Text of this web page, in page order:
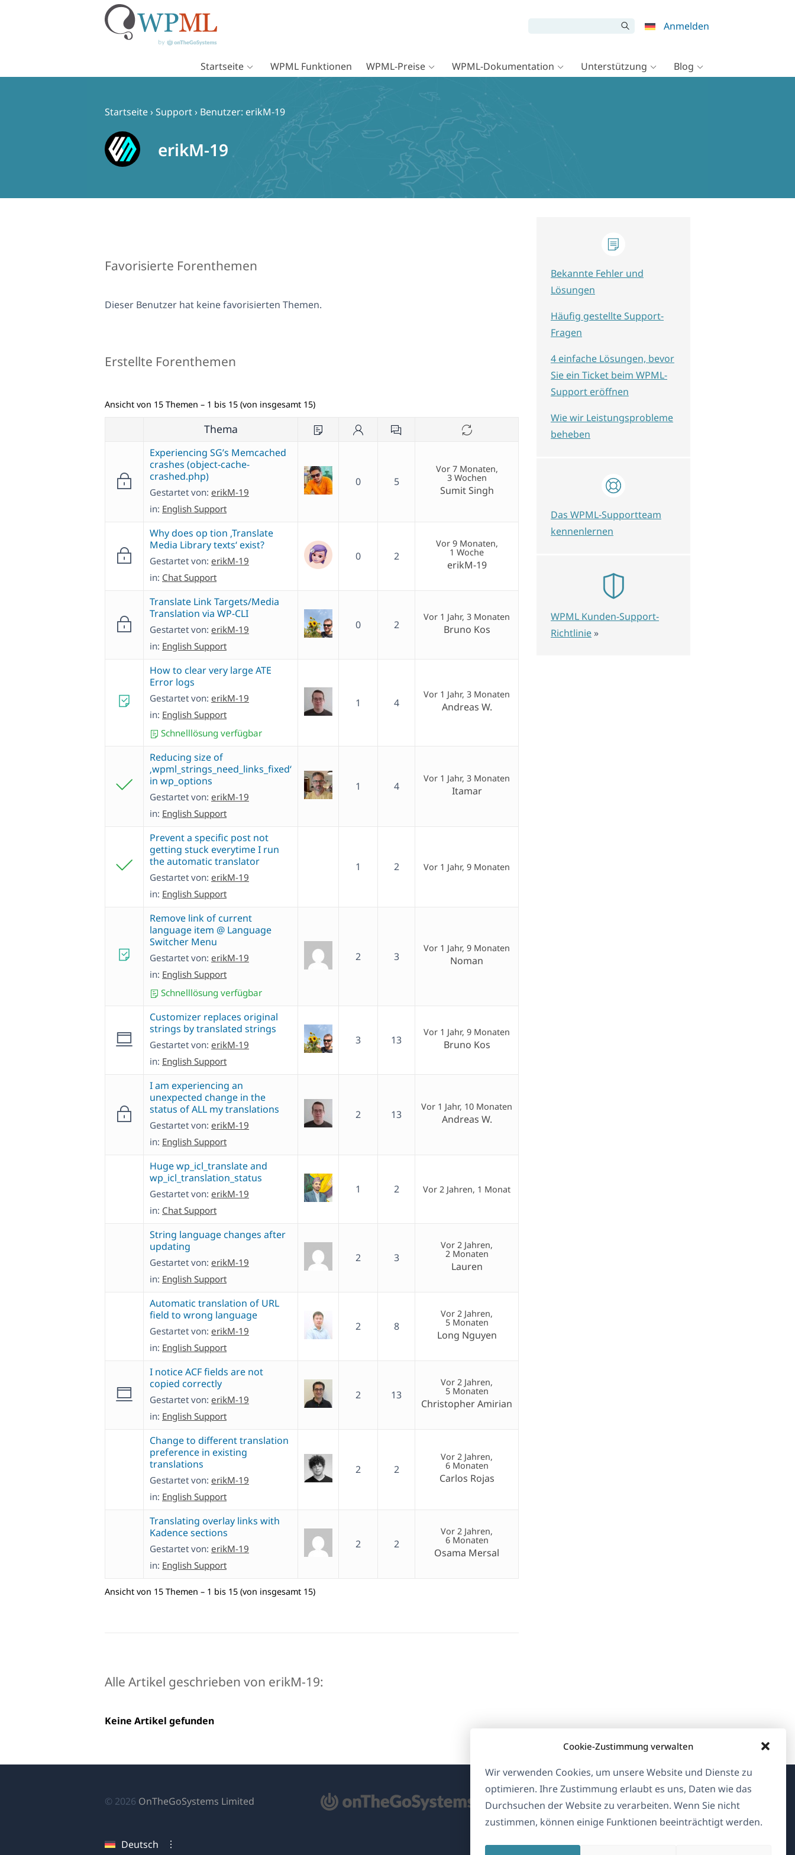
Cookie-Zustimmung verwalten
Wir verwenden Cookies, um unsere Website und Dienste zu
optimieren. Ihre Zustimmung erlaubt es uns, Daten wie das
Durchsuchen der Website zu verarbeiten. Wenn Sie nicht
zustimmen, können einige Funktionen beeinträchtigt werden.
Anmelden
Startseite WPML Funktionen WPML-Preise WPML-Dokumentation Unterstützung Blog
Startseite›Support› Benutzer: erikM-19
erikM-19
Favorisierte Forenthemen
Dieser Benutzer hat keine favorisierten Themen.
Erstellte Forenthemen
Ansicht von 15 Themen – 1 bis 15 (von insgesamt 15)
Thema
Experiencing SG’s Memcached
crashes (object-cache-
crashed.php)
Gestartet von: erikM-19
in: English Support
0 5
Vor 7 Monaten,
3 Wochen
Sumit Singh
Why does op tion ‚Translate
Media Library texts‘ exist?
Gestartet von: erikM-19
in: Chat Support
0 2
Vor 9 Monaten,
1 Woche
erikM-19
Translate Link Targets/Media
Translation via WP-CLI
Gestartet von: erikM-19
in: English Support
0 2
Vor 1 Jahr, 3 Monaten
Bruno Kos
How to clear very large ATE
Error logs
Gestartet von: erikM-19
in: English Support
Schnelllösung verfügbar
1 4
Vor 1 Jahr, 3 Monaten
Andreas W.
Reducing size of
‚wpml_strings_need_links_fixed‘
in wp_options
Gestartet von: erikM-19
in: English Support
1 4
Vor 1 Jahr, 3 Monaten
Itamar
Prevent a specific post not
getting stuck everytime I run
the automatic translator
Gestartet von: erikM-19
in: English Support
1 2 Vor 1 Jahr, 9 Monaten
Remove link of current
language item @ Language
Switcher Menu
Gestartet von: erikM-19
in: English Support
Schnelllösung verfügbar
2 3
Vor 1 Jahr, 9 Monaten
Noman
Customizer replaces original
strings by translated strings
Gestartet von: erikM-19
in: English Support
3 13
Vor 1 Jahr, 9 Monaten
Bruno Kos
I am experiencing an
unexpected change in the
status of ALL my translations
Gestartet von: erikM-19
in: English Support
2 13
Vor 1 Jahr, 10 Monaten
Andreas W.
Huge wp_icl_translate and
wp_icl_translation_status
Gestartet von: erikM-19
in: Chat Support
1 2 Vor 2 Jahren, 1 Monat
String language changes after
updating
Gestartet von: erikM-19
in: English Support
2 3
Vor 2 Jahren,
2 Monaten
Lauren
Automatic translation of URL
field to wrong language
Gestartet von: erikM-19
in: English Support
2 8
Vor 2 Jahren,
5 Monaten
Long Nguyen
I notice ACF fields are not
copied correctly
Gestartet von: erikM-19
in: English Support
2 13
Vor 2 Jahren,
5 Monaten
Christopher Amirian
Change to different translation
preference in existing
translations
Gestartet von: erikM-19
in: English Support
2 2
Vor 2 Jahren,
6 Monaten
Carlos Rojas
Translating overlay links with
Kadence sections
Gestartet von: erikM-19
in: English Support
2 2
Vor 2 Jahren,
6 Monaten
Osama Mersal
Ansicht von 15 Themen – 1 bis 15 (von insgesamt 15)
Alle Artikel geschrieben von erikM-19:
Keine Artikel gefunden
Bekannte Fehler und
Lösungen
Häufig gestellte Support-
Fragen
4 einfache Lösungen, bevor
Sie ein Ticket beim WPML-
Support eröffnen
Wie wir Leistungsprobleme
beheben
Das WPML-Supportteam
kennenlernen
WPML Kunden-Support-
Richtlinie »
© 2026 OnTheGoSystems Limited
Deutsch
Über WPML
DSGVO & Datenschutzrichtlinie
Unserem Team beitreten